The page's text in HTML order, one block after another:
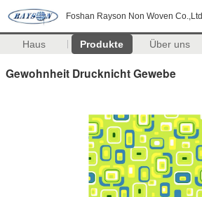
Foshan Rayson Non Woven Co.,Ltd
Haus Produkte Über uns
Gewohnheit Drucknicht Gewebe